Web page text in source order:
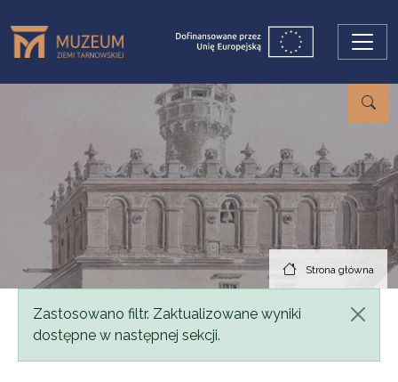
Strona główna
Komunikat
Zastosowano filtr. Zaktualizowane wyniki
dostępne w następnej sekcji.